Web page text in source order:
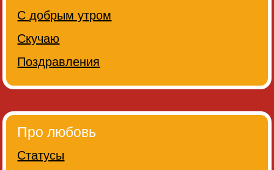
С добрым утром
Скучаю
Поздравления
Про любовь
Статусы